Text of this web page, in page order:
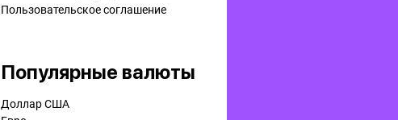
Пользовательское соглашение
Популярные валюты
Доллар США